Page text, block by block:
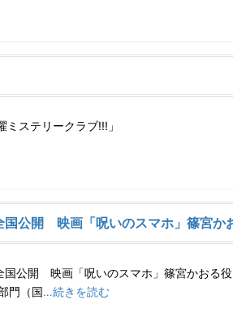
ステリークラブ!!!」
国公開 映画「呪いのスマホ」篠宮か
公開 映画「呪いのスマホ」篠宮かおる
門（国…続きを読む